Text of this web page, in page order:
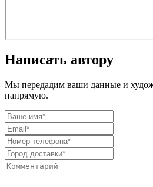
Написать автору
Мы передадим ваши данные и
напрямую.